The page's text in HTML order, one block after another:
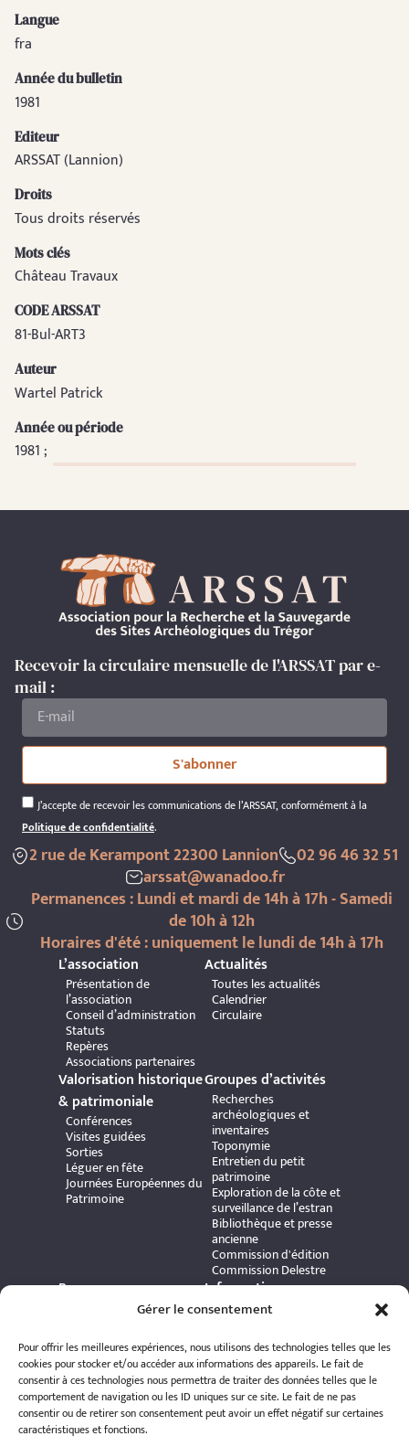
Gérer le consentement
Pour offrir les meilleures expériences, nous utilisons des technologies telles que les
cookies pour stocker et/ou accéder aux informations des appareils. Le fait de
consentir à ces technologies nous permettra de traiter des données telles que le
comportement de navigation ou les ID uniques sur ce site. Le fait de ne pas
consentir ou de retirer son consentement peut avoir un effet négatif sur certaines
caractéristiques et fonctions.
Langue
fra
Année du bulletin
1981
Editeur
ARSSAT (Lannion)
Droits
Tous droits réservés
Mots clés
Château Travaux
CODE ARSSAT
81-Bul-ART3
Auteur
Wartel Patrick
Année ou période
1981 ;
Recevoir la circulaire mensuelle de l'ARSSAT par e-
mail :
J’accepte de recevoir les communications de l’ARSSAT, conformément à la
Politique de confidentialité.
S'abonner
2 rue de Kerampont 22300 Lannion
02 96 46 32 51
arssat@wanadoo.fr
Permanences : Lundi et mardi de 14h à 17h - Samedi
de 10h à 12h
Horaires d'été : uniquement le lundi de 14h à 17h
L’association
Présentation de
l’association
Conseil d’administration
Statuts
Repères
Associations partenaires
Actualités
Toutes les actualités
Calendrier
Circulaire
Valorisation historique
& patrimoniale
Conférences
Visites guidées
Sorties
Léguer en fête
Journées Européennes du
Patrimoine
Groupes d’activités
Recherches
archéologiques et
inventaires
Toponymie
Entretien du petit
patrimoine
Exploration de la côte et
surveillance de l’estran
Bibliothèque et presse
ancienne
Commission d'édition
Commission Delestre
Ressources
Carte interactive
Publications et ouvrages
Archives patrimoniales
Bretania
Informations
pratiques
Adhérer à l’association
Politique de
confidentialité
Politique de cookies
Mentions légales
Espace éditeur